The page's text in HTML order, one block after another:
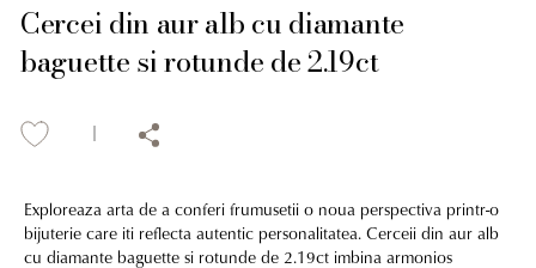
Cercei din aur alb cu diamante
baguette si rotunde de 2.19ct
Exploreaza arta de a conferi frumusetii o noua perspectiva printr-o
bijuterie care iti reflecta autentic personalitatea. Cerceii din aur alb
cu diamante baguette si rotunde de 2.19ct imbina armonios